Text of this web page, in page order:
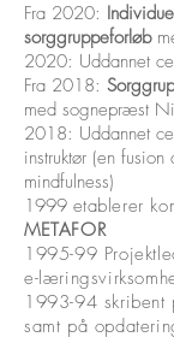
Fra 2020:
sorggruppeforløb
2020: Uddannet
Fra 2018:
med sognepræst
2018: Uddannet
instruktør (en
mindfulness)
1999 etablerer
METAFOR
1995-99
e-
1993-94 skribent
samt på